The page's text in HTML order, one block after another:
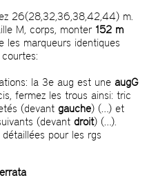
26(28,32,36,38,42,44) m.
M, corps, monter 152 m
les marqueurs identiques
la 3e aug est une augG
fermez les trous ainsi: tric
(devant gauche) (…) et
(devant droit) (…).
pour les rgs